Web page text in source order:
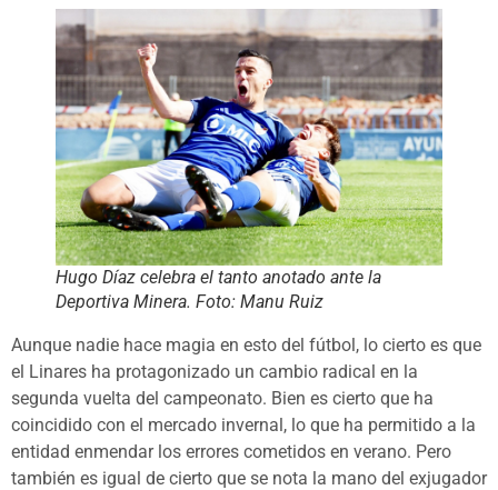
Hugo Díaz celebra el tanto anotado ante la
Deportiva Minera. Foto: Manu Ruiz
Aunque nadie hace magia en esto del fútbol, lo cierto es que
el Linares ha protagonizado un cambio radical en la
segunda vuelta del campeonato. Bien es cierto que ha
coincidido con el mercado invernal, lo que ha permitido a la
entidad enmendar los errores cometidos en verano. Pero
también es igual de cierto que se nota la mano del exjugador